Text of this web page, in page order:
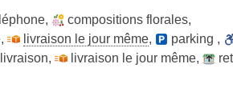
, compositions florales,
, livraison le jour même, parking ,
livraison, livraison le jour même,